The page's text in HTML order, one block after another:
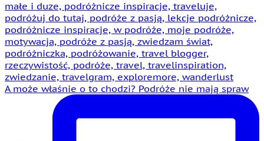
A może właśnie o to chodzi? Podróże nie mają spraw